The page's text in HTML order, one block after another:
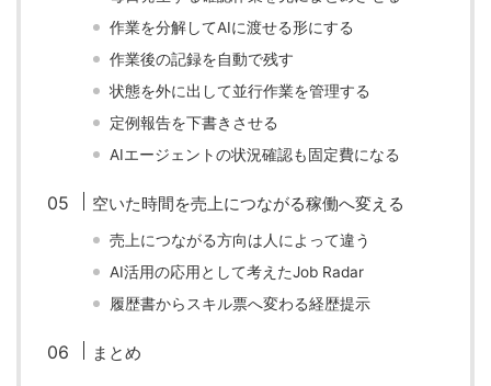
作業を分解してAIに渡せる形にする
作業後の記録を自動で残す
状態を外に出して並行作業を管理する
定例報告を下書きさせる
AIエージェントの状況確認も固定費になる
空いた時間を売上につながる稼働へ変える
売上につながる方向は人によって違う
AI活用の応用として考えたJob Radar
履歴書からスキル票へ変わる経歴提示
まとめ